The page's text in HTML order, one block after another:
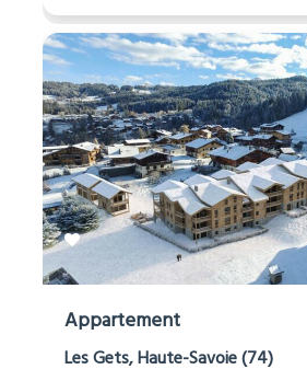
Appartement
Les Gets, Haute-Savoie (74)